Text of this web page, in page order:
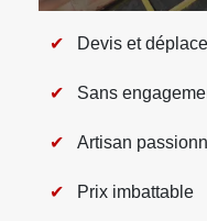
Devis et
Sans
Artisan
Prix imbattable